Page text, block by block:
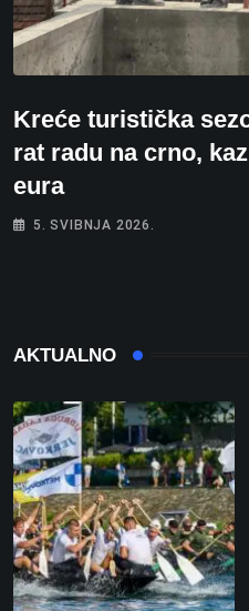
Kreće turistička
rat radu na crno,
eura
5. SVIBNJA 2026.
AKTUALNO